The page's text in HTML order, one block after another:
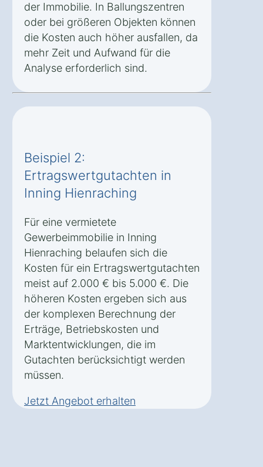
der Immobilie. In Ballungszentren
oder bei größeren Objekten können
die Kosten auch höher ausfallen, da
mehr Zeit und Aufwand für die
Analyse erforderlich sind.
Beispiel 2:
Ertragswertgutachten in
Inning Hienraching
Für eine vermietete
Gewerbeimmobilie in Inning
Hienraching belaufen sich die
Kosten für ein Ertragswertgutachten
meist auf 2.000 € bis 5.000 €. Die
höheren Kosten ergeben sich aus
der komplexen Berechnung der
Erträge, Betriebskosten und
Marktentwicklungen, die im
Gutachten berücksichtigt werden
müssen.
Jetzt Angebot erhalten